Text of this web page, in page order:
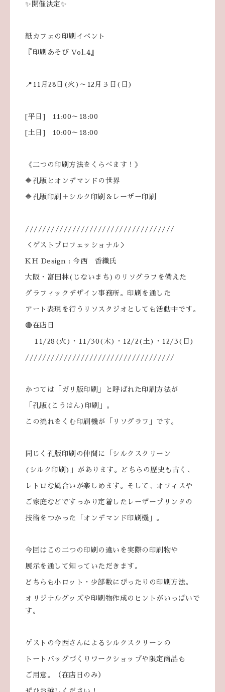
✨開催決定✨
紙カフェの印刷イベント
『印刷あそび Vol.4』
📍11月28日(火)～12月３日(日)
[平日] 11:00～18:00
[土日] 10:00～18:00
《二つの印刷方法をくらべます！》
🔶孔版とオンデマンドの世界
🔷孔版印刷＋シルク印刷＆レーザー印刷
///////////////////////////////////
＜ゲストプロフェッショナル＞
KH Design : 今西 香織氏
大阪・富田林(じないまち)のリソグラフを備えた
グラフィックデザイン事務所。印刷を通した
アート表現を行うリソスタジオとしても活動中です。
🔴在店日
11/28(火)・11/30(木)・12/2(土)・12/3(日)
///////////////////////////////////
かつては「ガリ版印刷」と呼ばれた印刷方法が
「孔版(こうはん)印刷」。
この流れをくむ印刷機が「リソグラフ」です。
同じく孔版印刷の仲間に「シルクスクリーン
(シルク印刷)」があります。どちらの歴史も古く、
レトロな風合いが楽しめます。そして、オフィスや
ご家庭などですっかり定着したレーザープリンタの
技術をつかった「オンデマンド印刷機」。
今回はこの二つの印刷の違いを実際の印刷物や
展示を通して知っていただきます。
どちらも小ロット・少部数にぴったりの印刷方法。
オリジナルグッズや印刷物作成のヒントがいっぱいで
す。
ゲストの今西さんによるシルクスクリーンの
トートバッグづくりワークショップや限定商品も
ご用意。（在店日のみ）